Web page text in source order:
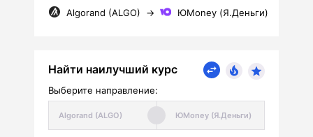
Algorand (ALGO) → ЮMoney (Я.Деньги)
Найти наилучший курс
Выберите направление: